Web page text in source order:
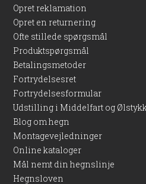
Opret reklamation
Opret en returnering
Ofte stillede spørgsmål
Produktspørgsmål
Betalingsmetoder
Fortrydelsesret
Fortrydelsesformular
Udstilling i Middelfart og
Blog om hegn
Montagevejledninger
Online kataloger
Mål nemt din hegnslinje
Hegnsloven